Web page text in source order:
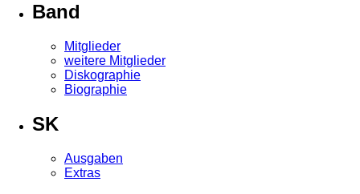
Band
Mitglieder
weitere Mitglieder
Diskographie
Biographie
SK
Ausgaben
Extras